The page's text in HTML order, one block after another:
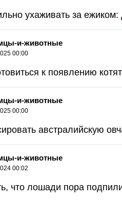
ухаживать за
и-животные
00:00
к появлению
и-животные
00:00
австралийскую
и-животные
00:02
что лошади пора